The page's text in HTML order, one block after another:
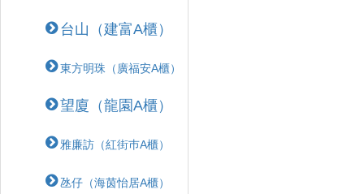
台山（建富A櫃）
東方明珠（廣福安A櫃）
望廈（龍園A櫃）
雅廉訪（紅街巿A櫃）
氹仔（海茵怡居A櫃）